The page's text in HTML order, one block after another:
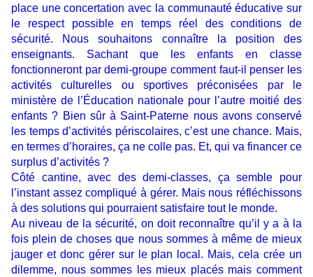
place une concertation avec la communauté éducative sur
le respect possible en temps réel des conditions de
sécurité. Nous souhaitons connaître la position des
enseignants. Sachant que les enfants en classe
fonctionneront par demi-groupe comment faut-il penser les
activités culturelles ou sportives préconisées par le
ministère de l’Éducation nationale pour l’autre moitié des
enfants ? Bien sûr à Saint-Paterne nous avons conservé
les temps d’activités périscolaires, c’est une chance. Mais,
en termes d’horaires, ça ne colle pas. Et, qui va financer ce
surplus d’activités ?
Côté cantine, avec des demi-classes, ça semble pour
l’instant assez compliqué à gérer. Mais nous réfléchissons
à des solutions qui pourraient satisfaire tout le monde.
Au niveau de la sécurité, on doit reconnaître qu’il y a à la
fois plein de choses que nous sommes à même de mieux
jauger et donc gérer sur le plan local. Mais, cela crée un
dilemme, nous sommes les mieux placés mais comment